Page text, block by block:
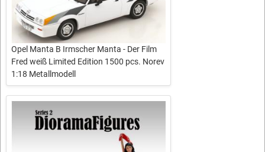
Opel Manta B Irmscher Manta - Der Film
Fred weiß Limited Edition 1500 pcs. Norev
1:18 Metallmodell